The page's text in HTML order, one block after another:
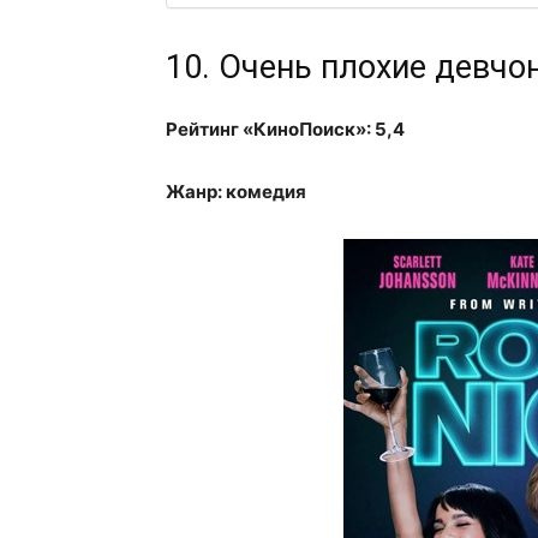
10. Очень плохие
Рейтинг «КиноПоиск»: 5,4
Жанр: комедия